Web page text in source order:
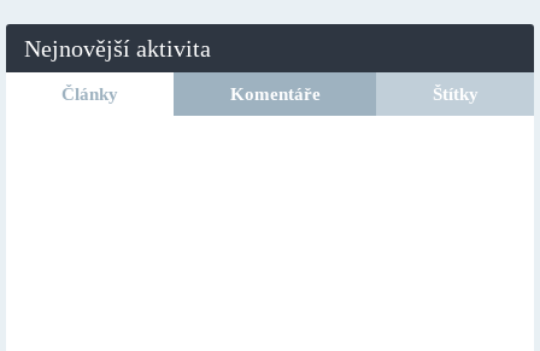
Nejnovější aktivita
Články Komentáře Štítky